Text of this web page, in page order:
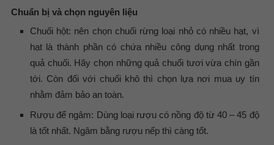
Chuẩn bị và chọn nguyên liệu
Chuối hột: nên chọn chuối rừng loại nhỏ có nhiều hạt, vì
hạt là thành phần có chứa nhiều công dụng nhất trong
quả chuối. Hãy chọn những quả chuối tươi vừa chín gần
tới. Còn đối với chuối khô thì chọn lựa nơi mua uy tín
nhằm đảm bảo an toàn.
Rượu để ngâm: Dùng loại rượu có nồng độ từ 40 – 45 độ
là tốt nhất. Ngâm bằng rượu nếp thì càng tốt.